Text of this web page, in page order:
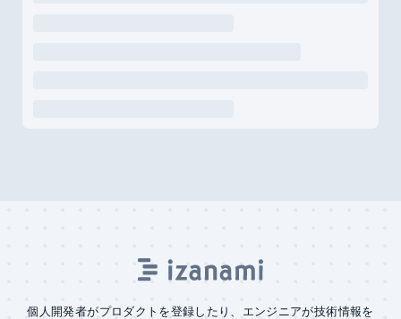
個人開発者がプロダクトを登録したり、エンジニアが技術情報を